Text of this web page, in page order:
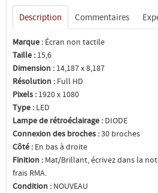
Description Commentaires
Marque : Écran non tactile
Taille : 15,6
Dimension : 14,187 x 8,187
Résolution : Full HD
Pixels : 1920 x 1080
Type : LED
Lampe de rétroéclairage : DIODE
Connexion des broches :30 broches
Côté : En bas à droite
Finition : Mat/Brillant, écrivez dans la
frais RMA.
Condition : NOUVEAU